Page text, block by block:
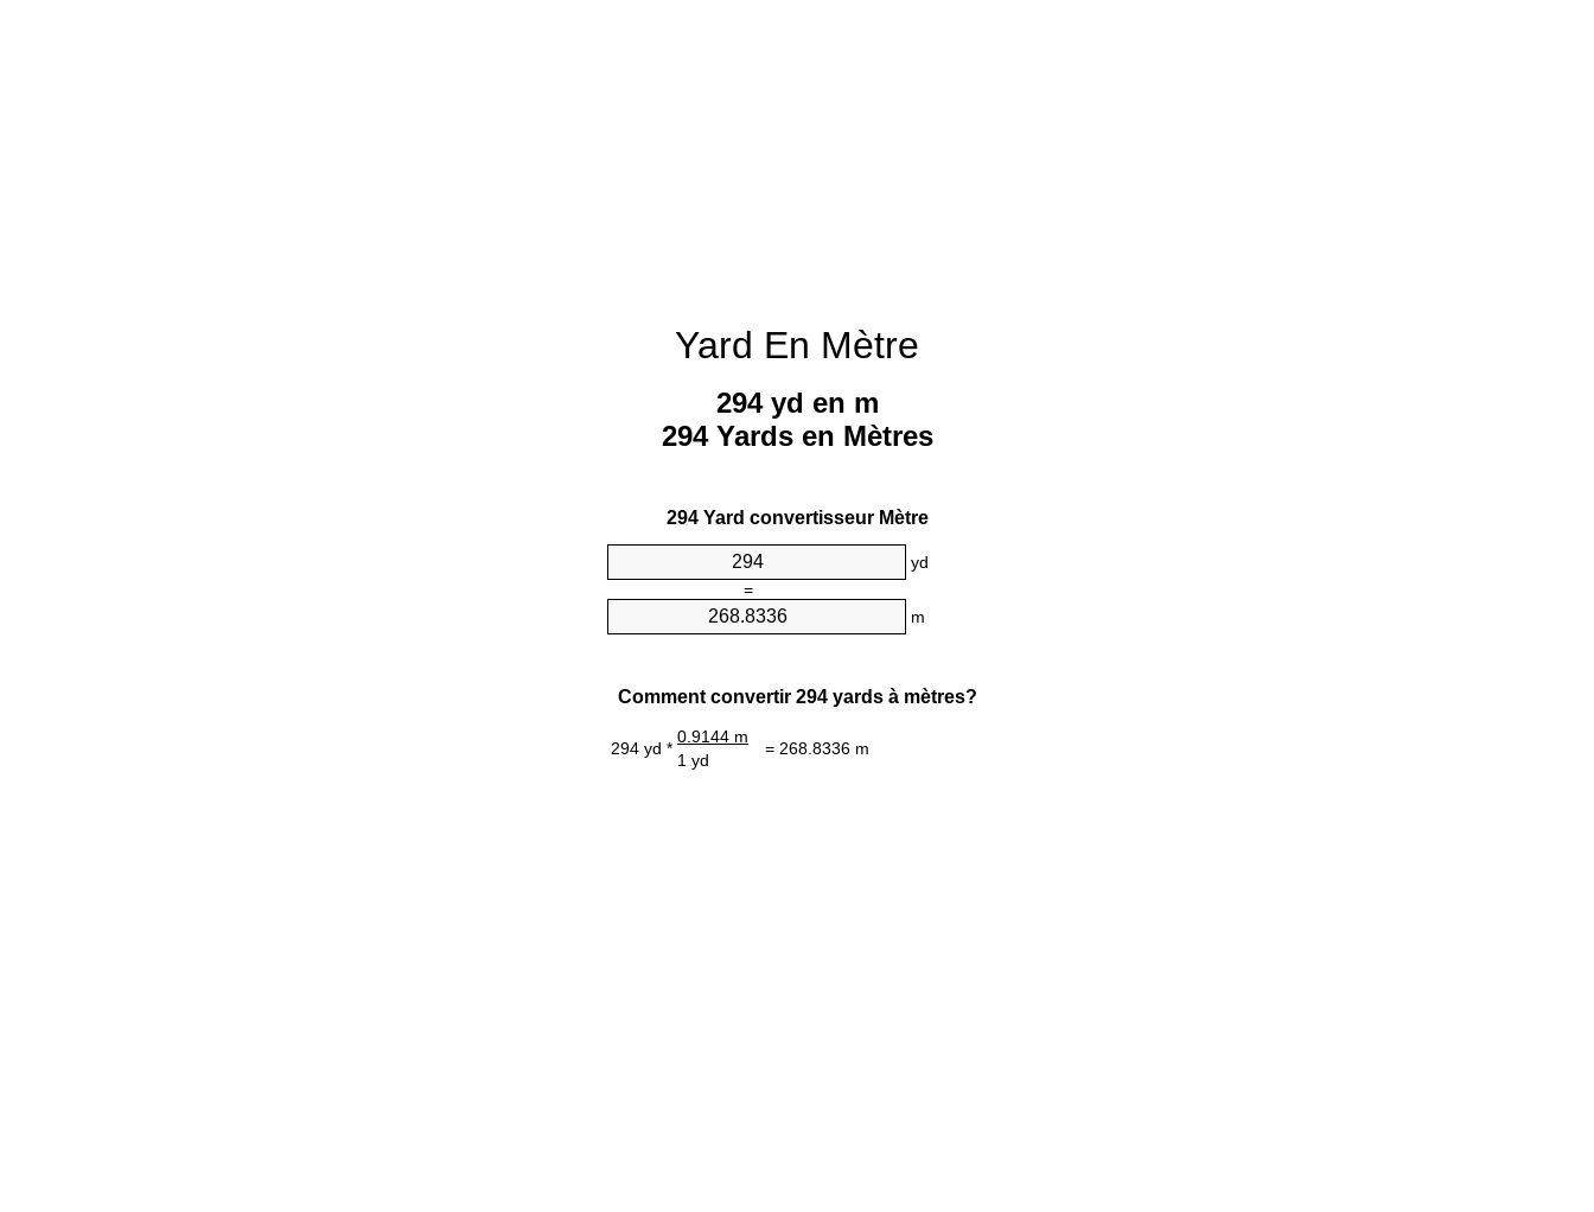
Yard En Mètre
294 yd en m
294 Yards en Mètres
294 Yard convertisseur Mètre
yd
=
m
Comment convertir 294 yards à mètres?
294 yd *
0.9144 m
= 268.8336 m
1 yd